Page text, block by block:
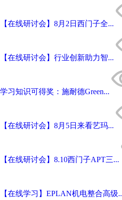
【在线研讨会】8月2日西门子全...
【在线研讨会】行业创新助力智...
学习知识可得奖：施耐德Green...
【在线研讨会】8月5日来看艺玛...
【在线研讨会】8.10西门子APT三...
【在线学习】EPLAN机电整合高级